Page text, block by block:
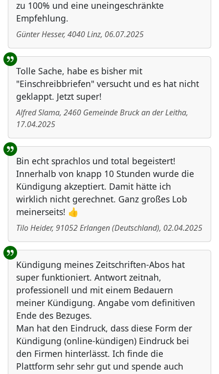
zu 100% und eine uneingeschränkte
Empfehlung.
Günter Hesser, 4040Linz, 06.07.2025
Tolle Sache, habe es bisher mit
"Einschreibbriefen" versucht und es hat nicht
geklappt. Jetzt super!
Alfred Slama, 2460 Gemeinde Bruck an der Leitha,
17.04.2025
Bin echt sprachlos und total begeistert!
Innerhalb von knapp 10 Stunden wurde die
Kündigung akzeptiert. Damit hätte ich
wirklich nicht gerechnet. Ganz großes Lob
meinerseits! 👍
Tilo Heider, 91052Erlangen(Deutschland), 02.04.2025
Kündigung meines Zeitschriften-Abos hat
super funktioniert. Antwort zeitnah,
professionell und mit einem Bedauern
meiner Kündigung. Angabe vom definitiven
Ende des Bezuges.
Man hat den Eindruck, dass diese Form der
Kündigung (online-kündigen) Eindruck bei
den Firmen hinterlässt. Ich finde die
Plattform sehr sehr gut und spende auch